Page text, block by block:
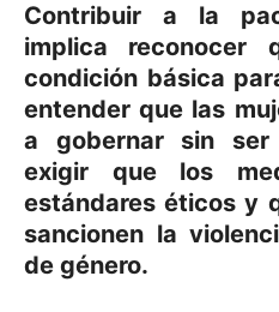
Contribuir a la
implica reconocer
condición básica
entender que las
a gobernar sin ser
exigir que los
estándares éticos y
sancionen la
de género.